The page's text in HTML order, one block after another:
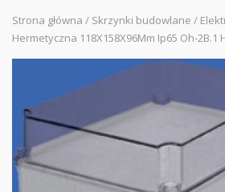
Strona główna / Skrzynki budowlane /
Hermetyczna 118X158X96Mm Ip65 Oh-2B.1